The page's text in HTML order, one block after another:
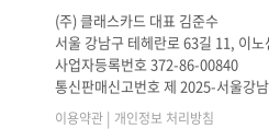
(주) 클래스카드 대표 김준수
서울 강남구 테헤란로 63길 11, 이
사업자등록번호 372-86-00840
통신판매신고번호 제 2025-서울강
이용약관 | 개인정보 처리방침